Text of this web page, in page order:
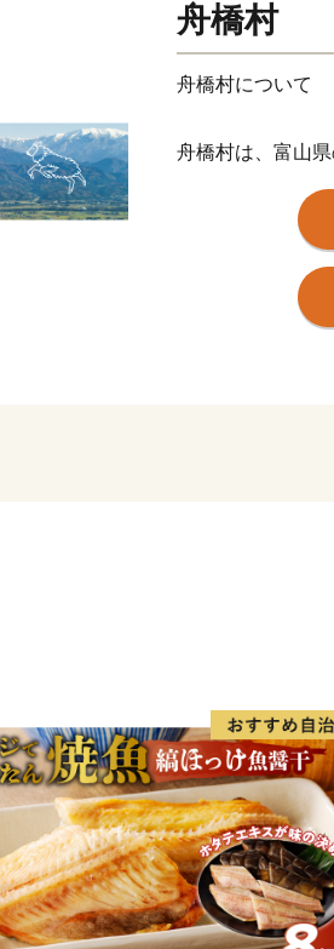
舟橋村
舟橋村について
舟橋村は、富山
面積が約
主な産業は農業
かし、主にコシ
近年では、子育
ちづくりを推進
クト」の取り組
rice is mainly
We have taken
support in raising
development with
The "En Musubi
receive the
Award It has